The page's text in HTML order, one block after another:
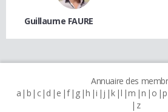
Guillaume FAURE
Annuaire des
a b c d e f g h i j k l m n o p
z